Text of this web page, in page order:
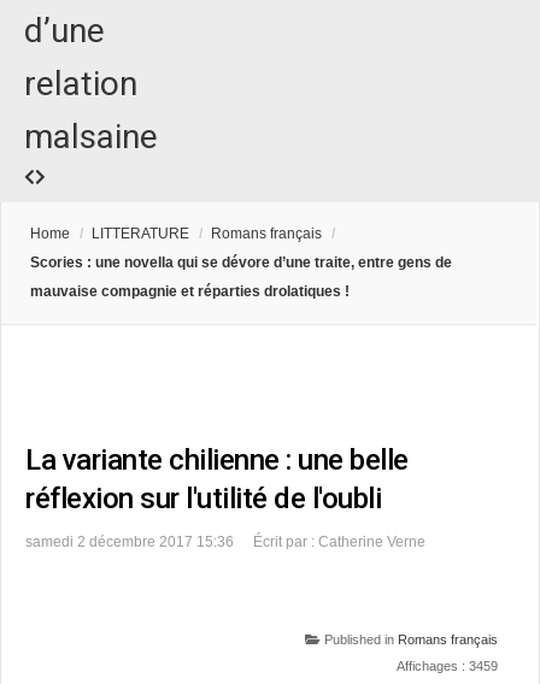
d’une
relation
malsaine
Home / LITTERATURE / Romans français /
Scories : une novella qui se dévore d’une traite, entre gens de
mauvaise compagnie et réparties drolatiques !
La variante chilienne : une belle
réflexion sur l'utilité de l'oubli
samedi 2 décembre 2017 15:36 Écrit par : Catherine Verne
Published in Romans français
Affichages : 3459